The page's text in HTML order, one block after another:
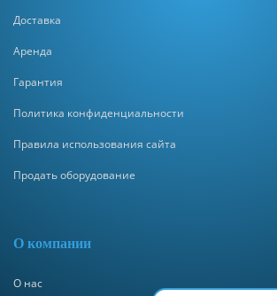
Доставка
Аренда
Гарантия
Политика конфиденциальности
Правила использования сайта
Продать оборудование
О компании
О нас